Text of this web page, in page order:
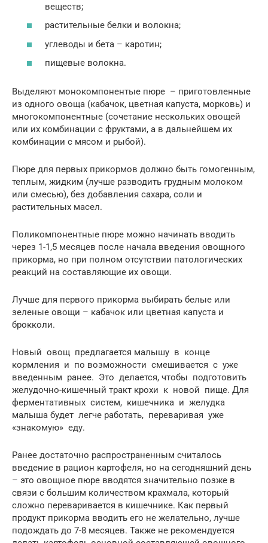
веществ;
растительные белки и волокна;
углеводы и бета – каротин;
пищевые волокна.
Выделяют монокомпонентые пюре – приготовленные
из одного овоща (кабачок, цветная капуста, морковь) и
многокомпонентные (сочетание нескольких овощей
или их комбинации с фруктами, а в дальнейшем их
комбинации с мясом и рыбой).
Пюре для первых прикормов должно быть гомогенным,
теплым, жидким (лучше разводить грудным молоком
или смесью), без добавления сахара, соли и
растительных масел.
Поликомпонентные пюре можно начинать вводить
через 1-1,5 месяцев после начала введения овощного
прикорма, но при полном отсутствии патологических
реакций на составляющие их овощи.
Лучше для первого прикорма выбирать белые или
зеленые овощи – кабачок или цветная капуста и
брокколи.
Новый овощ предлагается малышу в конце
кормления и по возможности смешивается с уже
введенным ранее. Это делается, чтобы подготовить
желудочно-кишечный тракт крохи к новой пище. Для
ферментативных систем, кишечника и желудка
малыша будет легче работать, переваривая уже
«знакомую» еду.
Ранее достаточно распространенным считалось
введение в рацион картофеля, но на сегодняшний день
– это овощное пюре вводятся значительно позже в
связи с большим количеством крахмала, который
сложно переваривается в кишечнике. Как первый
продукт прикорма вводить его не желательно, лучше
подождать до 7-8 месяцев. Также не рекомендуется